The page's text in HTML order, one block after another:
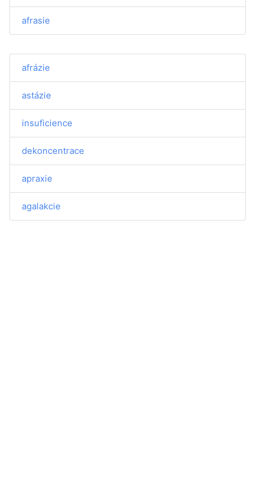
afrasie
afrázie
astázie
insuficience
dekoncentrace
apraxie
agalakcie